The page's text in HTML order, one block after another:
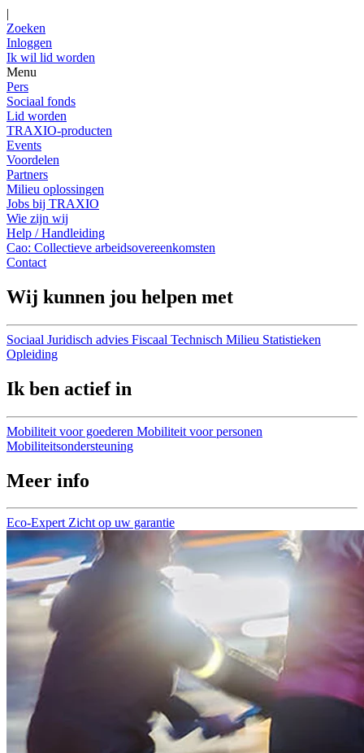
|
Zoeken
Inloggen
Ik wil lid worden
Menu
Pers
Sociaal fonds
Lid worden
TRAXIO-producten
Events
Voordelen
Partners
Milieu oplossingen
Jobs bij TRAXIO
Wie zijn wij
Help / Handleiding
Cao: Collectieve arbeidsovereenkomsten
Contact
Wij kunnen jou helpen met
Sociaal Juridisch advies Fiscaal Technisch Milieu Statistieken
Opleiding
Ik ben actief in
Mobiliteit voor goederen Mobiliteit voor personen
Mobiliteitsondersteuning
Meer info
Eco-Expert Zicht op uw garantie